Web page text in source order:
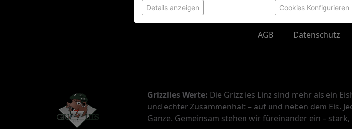
AGB Datenschutz
Grizzlies Werte: Die Grizzlies Linz sind mehr als ein
und echter Zusammenhalt – auf und neben dem Eis.
Ganze. Gemeinsam stehen wir füreinander ein –
Details anzeigen Cookies Konfigurieren